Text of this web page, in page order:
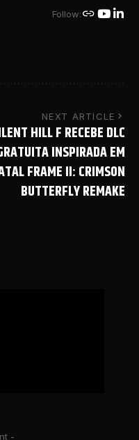
Follow:
NEXT ARTICLE
HILL F RECEBE DLC
INSPIRADA EM
FRAME II: CRIMSON
BUTTERFLY REMAKE
-